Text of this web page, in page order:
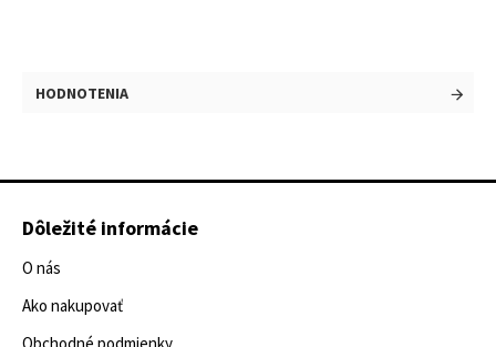
HODNOTENIA
Dôležité informácie
O nás
Ako nakupovať